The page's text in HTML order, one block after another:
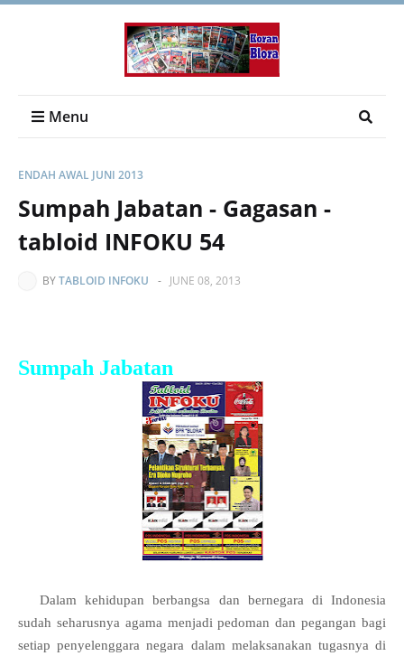
Menu
ENDAH AWAL JUNI 2013
Sumpah Jabatan - Gagasan -
tabloid INFOKU 54
BYTABLOID INFOKU - JUNE 08, 2013
Sumpah Jabatan
Dalam kehidupan berbangsa dan bernegara di Indonesia
sudah seharusnya agama menjadi pedoman dan pegangan bagi
setiap penyelenggara negara dalam melaksanakan tugasnya di